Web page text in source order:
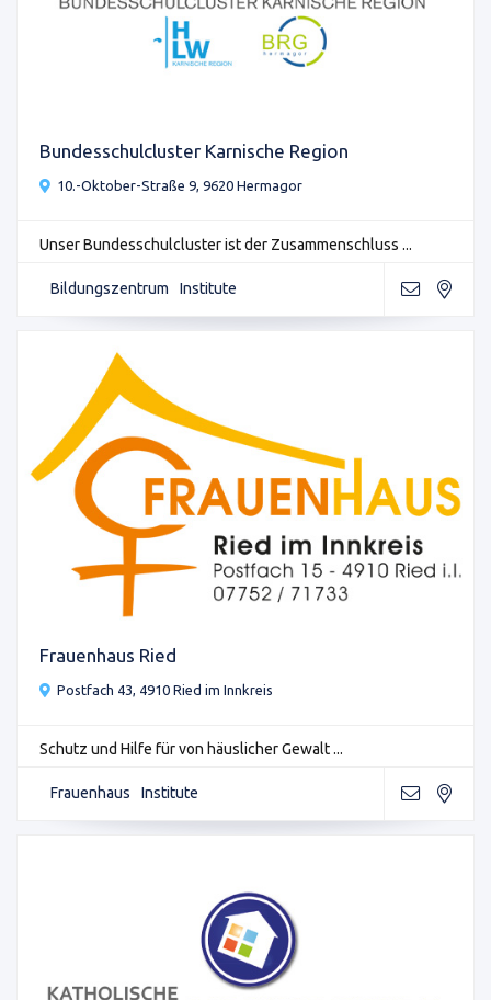
Bundesschulcluster Karnische Region
10.-Oktober-Straße 9, 9620 Hermagor
Unser Bundesschulcluster ist der Zusammenschluss ...
Bildungszentrum Institute
Frauenhaus Ried
Postfach 43, 4910 Ried im Innkreis
Schutz und Hilfe für von häuslicher Gewalt ...
Frauenhaus Institute